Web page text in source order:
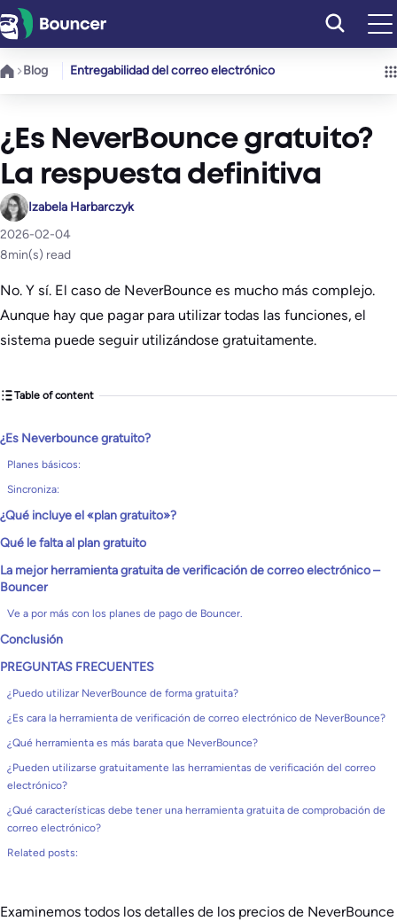
Saltar
al
contenido
Blog Entregabilidad del correo electrónico
¿Es NeverBounce gratuito?
La respuesta definitiva
Izabela Harbarczyk
2026-02-04
8min(s) read
No. Y sí. El caso de NeverBounce es mucho más complejo.
Aunque hay que pagar para utilizar todas las funciones, el
sistema puede seguir utilizándose gratuitamente.
Table of content
¿Es Neverbounce gratuito?
Planes básicos:
Sincroniza:
¿Qué incluye el «plan gratuito»?
Qué le falta al plan gratuito
La mejor herramienta gratuita de verificación de correo electrónico –
Bouncer
Ve a por más con los planes de pago de Bouncer.
Conclusión
PREGUNTAS FRECUENTES
¿Puedo utilizar NeverBounce de forma gratuita?
¿Es cara la herramienta de verificación de correo electrónico de NeverBounce?
¿Qué herramienta es más barata que NeverBounce?
¿Pueden utilizarse gratuitamente las herramientas de verificación del correo
electrónico?
¿Qué características debe tener una herramienta gratuita de comprobación de
correo electrónico?
Related posts:
Examinemos todos los detalles de los precios de NeverBounce